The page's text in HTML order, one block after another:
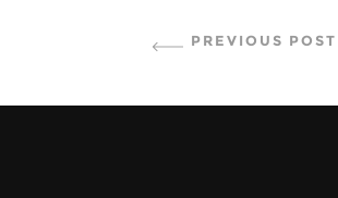
CONTINUE READING
PREVIOUS POST